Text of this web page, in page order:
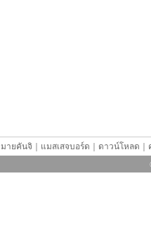
มายคันจิ แมสเสจบอร์ด ดาวน์โหลด